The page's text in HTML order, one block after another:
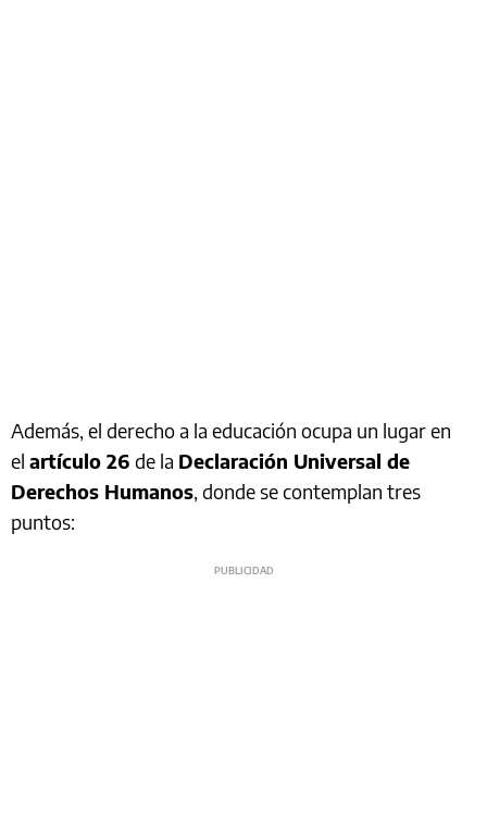
Además, el derecho a la educación ocupa un lugar en
el artículo 26 de la Declaración Universal de
Derechos Humanos, donde se contemplan tres
puntos: